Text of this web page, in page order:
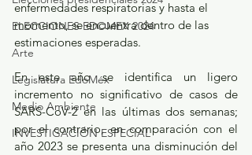
ELECCIONES EDOMEX 2024
Arte
Legislatura EdoMéx
Medio Ambiente
INVESTIGACIÓN ESPECIAL
enfermedades respiratorias y hasta el
momento, se encuentra dentro de las
estimaciones esperadas.
En este año se identifica un ligero
incremento no significativo de casos de
SARS-CoV-2 en las últimas dos semanas;
por el contrario, en comparación con el
año 2023 se presenta una disminución del